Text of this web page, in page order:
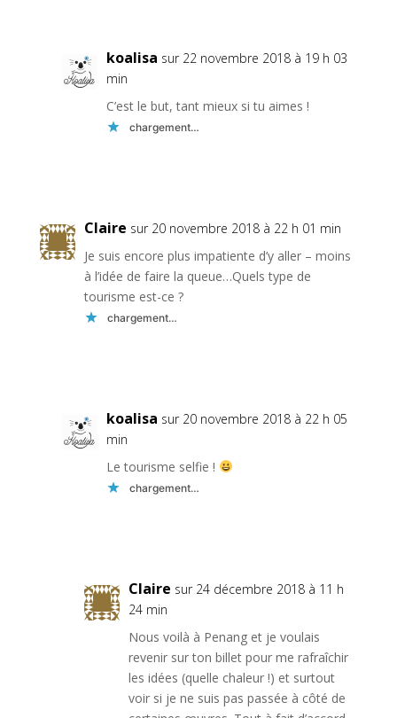
koalisa sur 22 novembre 2018 à 19 h 03
min
C’est le but, tant mieux si tu aimes !
chargement…
Claire sur 20 novembre 2018 à 22 h 01 min
Je suis encore plus impatiente d’y aller – moins
à l’idée de faire la queue…Quels type de
tourisme est-ce ?
chargement…
koalisa sur 20 novembre 2018 à 22 h 05
min
Le tourisme selfie !
chargement…
Claire sur 24 décembre 2018 à 11 h
24 min
Nous voilà à Penang et je voulais
revenir sur ton billet pour me rafraîchir
les idées (quelle chaleur !) et surtout
voir si je ne suis pas passée à côté de